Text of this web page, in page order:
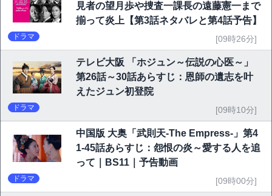
見者の望月歩や捜査一課長の遠藤憲一まで
揃って炎上【第3話ネタバレと第4話予告】
ドラマ [09時26分]
テレビ大阪 「ホジュン～伝説の心医～」
第26話～30話あらすじ：恩師の遺志を叶
えたジュン初登院
ドラマ [09時10分]
中国版 大奥「武則天-The Empress-」第4
1-45話あらすじ：怨恨の炎～愛する人を追
って｜BS11｜予告動画
ドラマ [09時00分]